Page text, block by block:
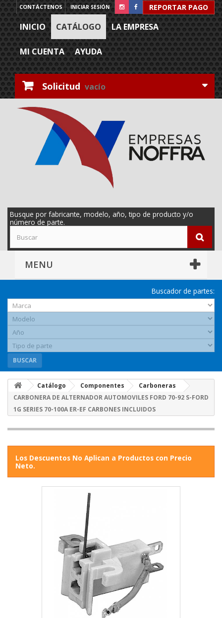
REPORTAR PAGO
INICIAR SESIÓN
CONTÁCTENOS
INICIO CATÁLOGO LA EMPRESA
MI CUENTA AYUDA
Solicitud vacío
Busque por fabricante, modelo, año, tipo de producto y/o
número de parte.
MENU
Buscador de partes:
BUSCAR
Catálogo Componentes
Carboneras
CARBONERA DE ALTERNADOR AUTOMOVILES FORD 70-92 S-FORD
1G SERIES 70-100A ER-EF CARBONES INCLUIDOS
Los Descuentos No Aplican a Productos con Precio
Neto.